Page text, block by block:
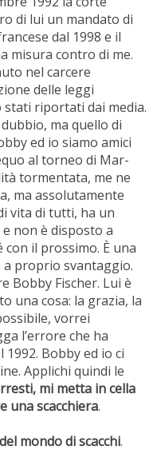
di lui un mandato di
dal 1998 e il
misura contro di me.
nel carcere
delle leggi
stati riportati dai media.
ma quello di
ed io siamo amici
al torneo di Mar-
tormentata, me ne
ma assolutamente
vita di tutti, ha un
non è disposto a
il prossimo. È una
a proprio svantaggio.
Bobby Fischer. Lui è
una cosa: la grazia, la
vorrei
l’errore che ha
Bobby ed io ci
Applichi quindi le
mi metta in cella
una scacchiera.
mondo di scacchi.